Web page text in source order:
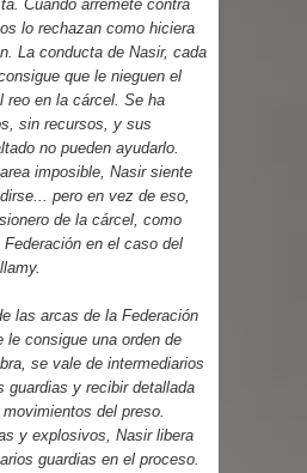
Cuando arremete contra
lo rechazan como hiciera
La conducta de Nasir, cada
que le nieguen el
reo en la cárcel. Se ha
sin recursos, y sus
no pueden ayudarlo.
imposible, Nasir siente
pero en vez de eso,
de la cárcel, como
en el caso del
las arcas de la Federación
le consigue una orden de
se vale de intermediarios
guardias y recibir detallada
del preso.
y explosivos, Nasir libera
guardias en el proceso.